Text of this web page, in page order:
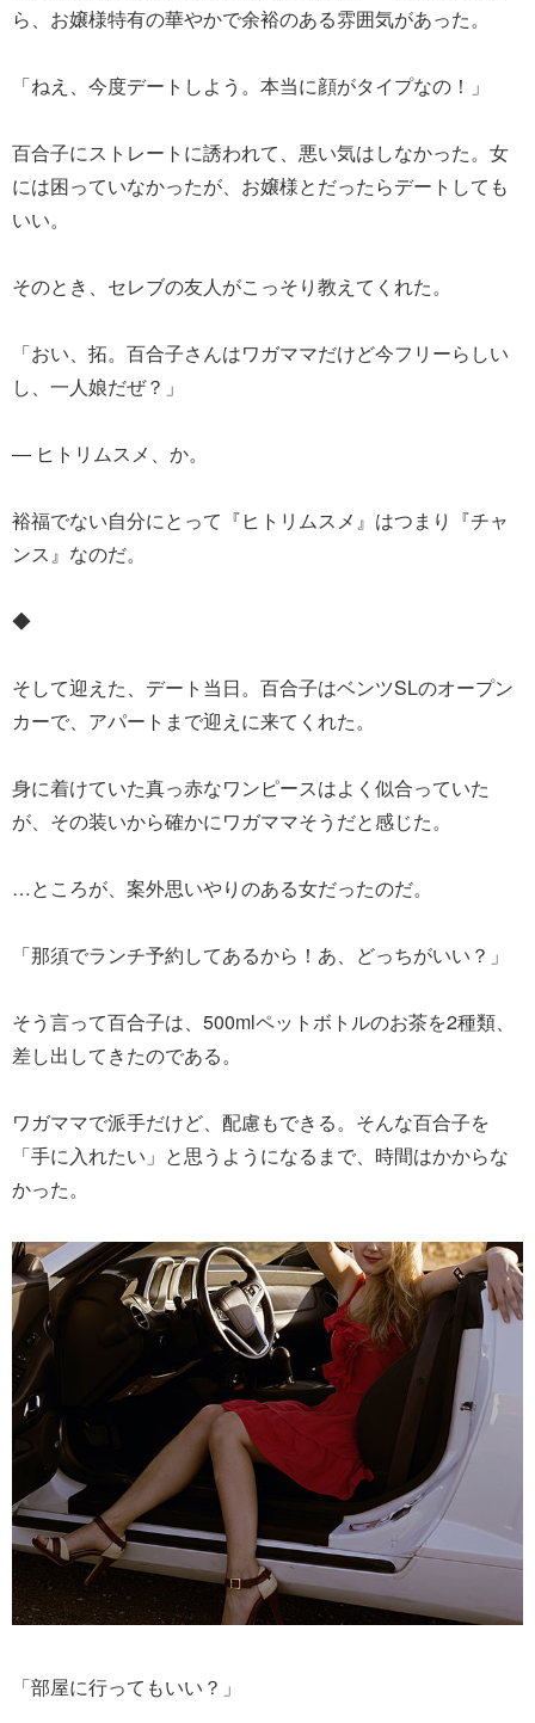
ら、お嬢様特有の華やかで余裕のある雰囲気があった。
「ねえ、今度デートしよう。本当に顔がタイプなの！」
百合子にストレートに誘われて、悪い気はしなかった。女
には困っていなかったが、お嬢様とだったらデートしても
いい。
そのとき、セレブの友人がこっそり教えてくれた。
「おい、拓。百合子さんはワガママだけど今フリーらしい
し、一人娘だぜ？」
― ヒトリムスメ、か。
裕福でない自分にとって『ヒトリムスメ』はつまり『チャ
ンス』なのだ。
◆
そして迎えた、デート当日。百合子はベンツSLのオープン
カーで、アパートまで迎えに来てくれた。
身に着けていた真っ赤なワンピースはよく似合っていた
が、その装いから確かにワガママそうだと感じた。
…ところが、案外思いやりのある女だったのだ。
「那須でランチ予約してあるから！あ、どっちがいい？」
そう言って百合子は、500mlペットボトルのお茶を2種類、
差し出してきたのである。
ワガママで派手だけど、配慮もできる。そんな百合子を
「手に入れたい」と思うようになるまで、時間はかからな
かった。
「部屋に行ってもいい？」